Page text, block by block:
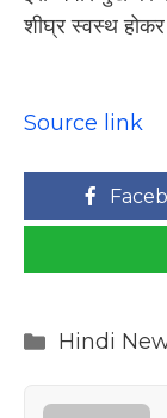
शीघ्र स्वस्थ
Source link
Hindi